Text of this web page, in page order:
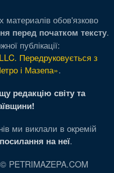
материалів обов'язково
перед початком тексту.
публікації:
Передруковується з
і Мазепа».
редакцію світу та
ми виклали в окремій
посилання на неї.
PETRIMAZEPA.COM